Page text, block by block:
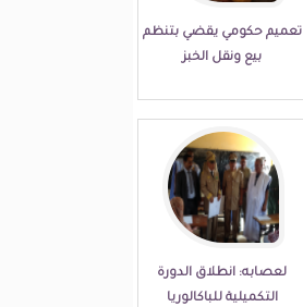
تعميم حكومي يقضي بتنظم
بيع ونقل الخبز
لعصابه: انطلاق الدورة
التكميلية للباكالوريا